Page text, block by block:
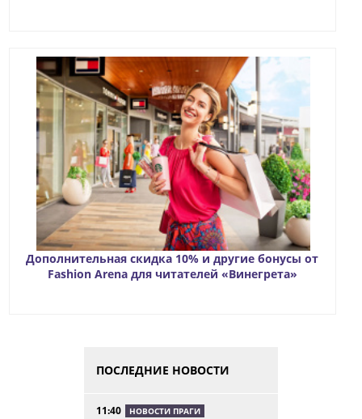
Дополнительная скидка 10% и другие бонусы от
Fashion Arena для читателей «Винегрета»
ПОСЛЕДНИЕ НОВОСТИ
11:40 НОВОСТИ ПРАГИ